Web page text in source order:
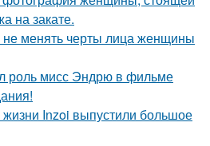
на закате.
не менять черты лица женщины
роль мисс Эндрю в фильме
Inzoi выпустили большое